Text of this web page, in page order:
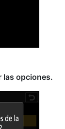
las opciones.